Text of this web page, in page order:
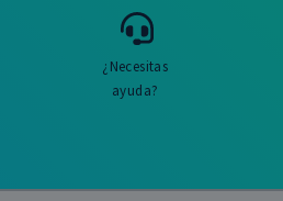
¿Necesitas
ayuda?